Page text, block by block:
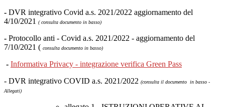
- DVR integrativo Covid a.s. 2021/2022 aggiornamento del
4/10/2021
( consulta documento in basso)
- Protocollo anti - Covid a.s. 2021/2022 - aggiornamento del
7/10/2021 ( consulta documento in basso)
- Informativa Privacy - integrazione verifica Green Pass
- DVR integrativo COVID a.s. 2021/2022 (consulta il documento in basso -
Allegati)